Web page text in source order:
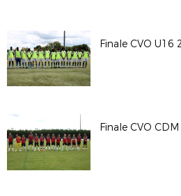
Finale CVO U16
Finale CVO